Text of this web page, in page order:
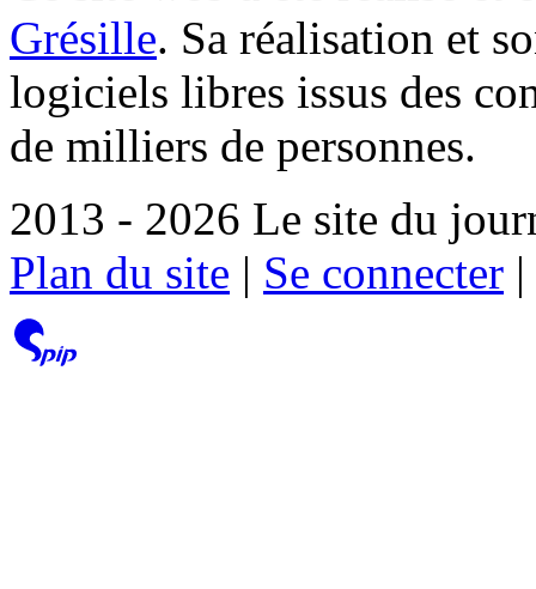
Grésille. Sa réalisation et
logiciels libres issus des
de milliers de personnes.
2013 - 2026 Le site du
Plan du site | Se connecter |